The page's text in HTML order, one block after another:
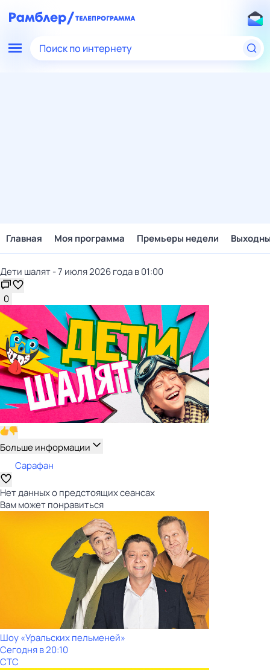
Поиск по интернету
Главная Моя программа Премьеры недели
Дети шалят - 7 июля 2026 года в 01:00
0
Больше информации
Сарафан
Нет данных о предстоящих сеансах
Вам может понравиться
Шоy «Уральских пeльменей»
Сегодня в 20:10
СТС